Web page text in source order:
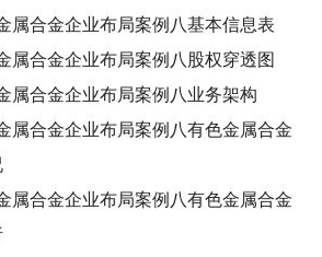
属合金企业布局案例八基本信息表
属合金企业布局案例八股权穿透图
属合金企业布局案例八业务架构
属合金企业布局案例八有色金属合金
属合金企业布局案例八有色金属合金